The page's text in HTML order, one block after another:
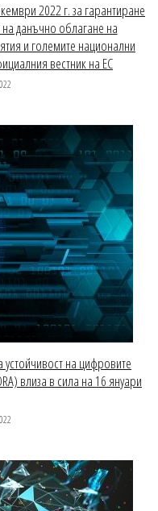
2022 г. за гарантиране
данъчно облагане на
и големите национални
вестник на ЕС
на цифровите
влиза в сила на 16 януари